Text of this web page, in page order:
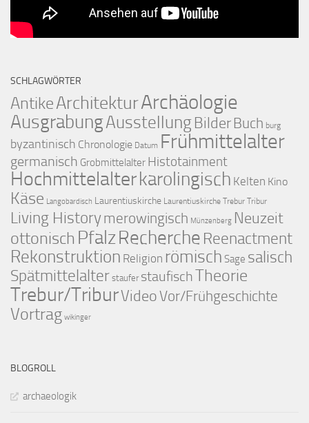
SCHLAGWÖRTER
AntikeArchitekturArchäologie
AusgrabungAusstellungBilder Buch burg
byzantinisch Chronologie Datum Frühmittelalter
germanisch Grobmittelalter Histotainment
Hochmittelalterkarolingisch Kelten Kino
Käse Langobardisch Laurentiuskirche Laurentiuskirche Trebur Tribur
Living Historymerowingisch Münzenberg Neuzeit
ottonisch PfalzRecherche Reenactment
Rekonstruktion Religion römisch Sage salisch
Spätmittelalter staufer staufischTheorie
Trebur/TriburVideoVor/Frühgeschichte
Vortrag wikinger
BLOGROLL
archaeologik